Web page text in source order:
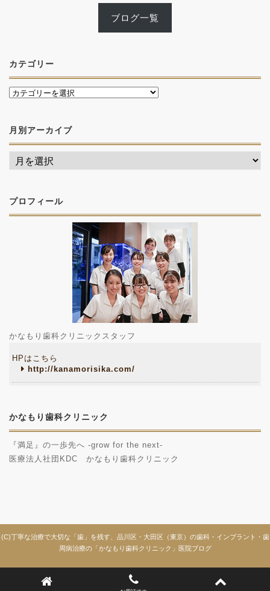
ブログ一覧
カテゴリー
月別アーカイブ
プロフィール
かなもり歯科クリニックスタッフ
HPはこちら
http://kanamorisika.com/
かなもり歯科クリニック
『満足』の一歩先へ -grow for the next-
医療法人社団KDC かなもり歯科クリニック
(C)丁寧な治療で大切な「歯」を残す、品川区・大田区（東京）の歯科・インプラント・歯
周病治療の「かなもり歯科クリニック」医院ブログ